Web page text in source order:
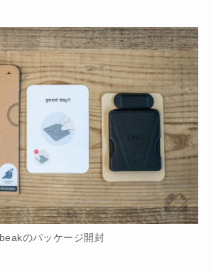
beakのパッケージ開封